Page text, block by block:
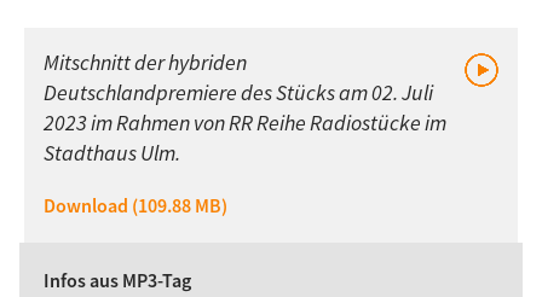
Mitschnitt der hybriden
Deutschlandpremiere des Stücks am 02. Juli
2023 im Rahmen von RR Reihe Radiostücke im
Stadthaus Ulm.
Download (109.88 MB)
Infos aus MP3-Tag